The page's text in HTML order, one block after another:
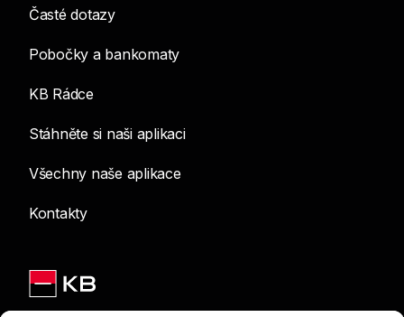
Časté dotazy
Pobočky a bankomaty
KB Rádce
Stáhněte si naši aplikaci
Všechny naše aplikace
Kontakty